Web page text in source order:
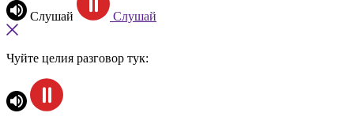
Слушай Слушай
Чуйте целия разговор тук: